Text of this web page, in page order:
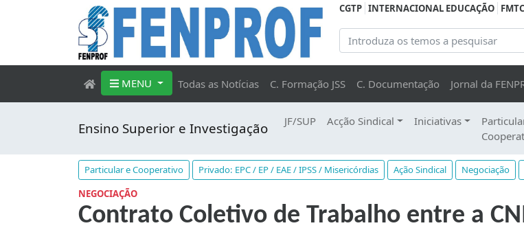
CGTP INTERNACIONAL EDUCAÇÃO FMTC
MENU Todas as Notícias C. Formação JSS C. Documentação Jornal da
Ensino Superior e Investigação JF/SUP Acção Sindical Iniciativas
Particular e Cooperativo Privado: EPC / EP / EAE / IPSS / Misericórdias Ação Sindical Negociação
NEGOCIAÇÃO
Contrato Coletivo de Trabalho entre a